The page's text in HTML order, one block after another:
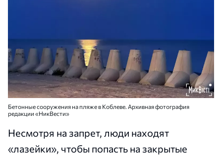
Бетонные сооружения на пляже в Коблеве. Архивная фотография
редакции «НикВести»
Несмотря на запрет, люди находят
«лазейки», чтобы попасть на закрытые